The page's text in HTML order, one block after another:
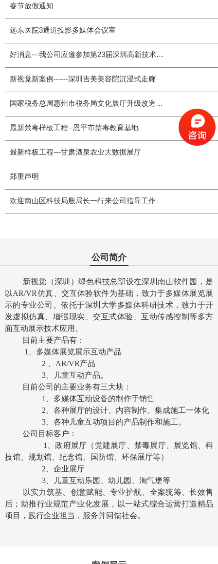
春节放假通知
远东医院3通道投影多媒体会议室
好消息---我公司应邀参加第23届深圳高新技术交易会
新视觉新案例------深圳吉美美容院沉浸式走廊
国家税务总局惠州市税务局文化展厅升级改造项目
最新禁毒样板工程--恩平市禁毒教育基地
最新样板工程---甘肃酒泉农业大数据展厅
郑重声明
欢迎南山区科技局殷局长一行来公司指导工作
公司简介
新视觉（深圳）绿色科技总部设在深圳南山软件园，是
以AR/VR仿真、交互体验软件为基础，致力于多媒体展览展
示的专业公司。依托于深圳大学多媒体科研技术，致力于开
发虚拟仿真、增强现实、交互式体验、互动传感控制等多方
面互动展示技术应用。
目前主要产品有：
1
、多媒体展览展示互动产品
2
AR/VR产品
3 、儿童互动产品。
目前公司的主要业务有三大块：
1
、多媒体互动设备的制作于销售
2 、各种展厅的设计、内容制作、集成施工一体化
3 、各种儿童互动项目的产品制作和施工。
公司目标客户：
1
、政府展厅（党建展厅、禁毒展厅、展览馆、科
技馆、规划馆、纪念馆、国防馆、环保展厅等）
2 、企业展厅
3 、儿童互动乐园、幼儿园、淘气堡等
以实力筑基、创意赋能、专业护航、全案统筹、长效售
后；助推行业规范产业化发展，以一站式综合运营打造精品
项目，践行企业担当，服务并回馈社会。